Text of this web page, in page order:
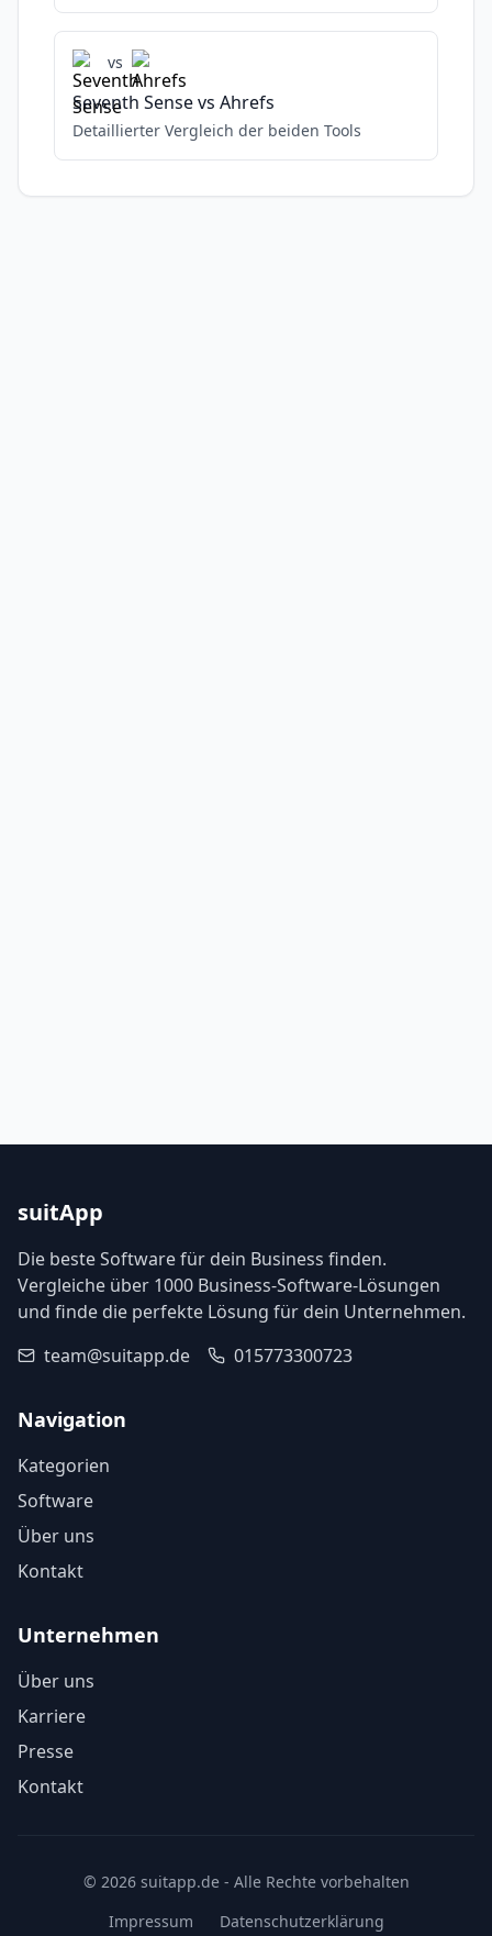
vs
Seventh Sensevs Ahrefs
Detaillierter Vergleich der beiden Tools
suitApp
Die beste Software für dein Business finden.
Vergleiche über 1000 Business-Software-Lösungen
und finde die perfekte Lösung für dein Unternehmen.
team@suitapp.de
015773300723
Navigation
Kategorien
Software
Über uns
Kontakt
Unternehmen
Über uns
Karriere
Presse
Kontakt
© 2026 suitapp.de - Alle Rechte vorbehalten
Impressum
Datenschutzerklärung